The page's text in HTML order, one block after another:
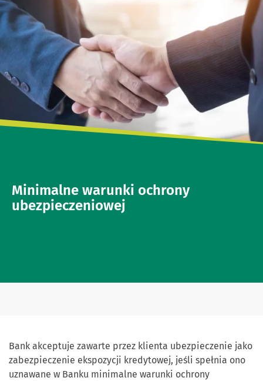
Minimalne warunki ochrony
ubezpieczeniowej
Bank akceptuje zawarte przez klienta ubezpieczenie jako
zabezpieczenie ekspozycji kredytowej, jeśli spełnia ono
uznawane w Banku minimalne warunki ochrony